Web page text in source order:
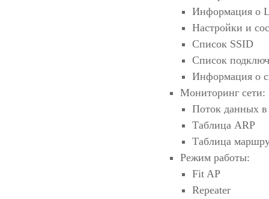
Информация о
Настройки и
Список SSID
Список
Информация о
Мониторинг сети:
Поток данных в
Таблица ARP
Таблица
Режим работы:
Fit AP
Repeater